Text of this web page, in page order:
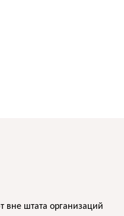
вне штата организаций